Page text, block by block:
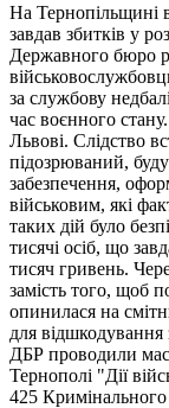
На Тернопільщині
завдав збитків у
Державного бюро
за службову
час воєнного
Львові. Слідство
підозрюваний,
забезпечення,
військовим, які
таких дій було
тисячі осіб, що
тисяч гривень.
замість того, щоб
опинилася на
для
ДБР проводили
Тернополі "Дії
425